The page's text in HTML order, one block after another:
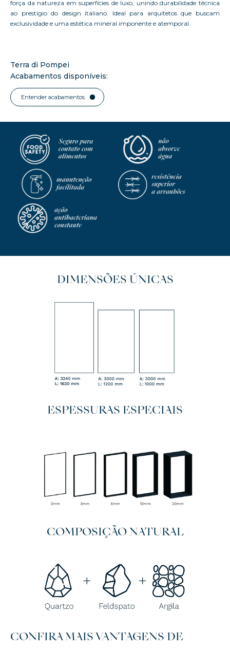
força da natureza em superfícies de luxo, unindo durabilidade técnica
ao prestígio do design italiano. Ideal para arquitetos que buscam
exclusividade e uma estética mineral imponente e atemporal.
Terra di Pompei
Acabamentos disponíveis:
Entender acabamentos
DIMENSÕES ÚNICAS
ESPESSURAS ESPECIAIS
COMPOSIÇÃO NATURAL
CONFIRA MAIS VANTAGENS DE